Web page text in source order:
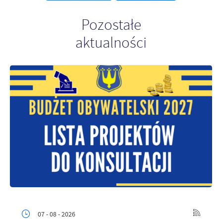
Pozostałe
aktualności
07 - 08 - 2026
Firmy te działają w charakterze pośredników prezentujących nasze